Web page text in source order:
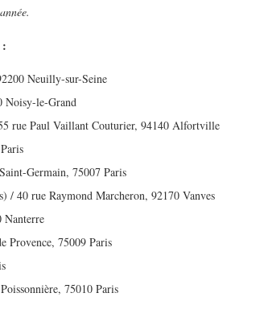
:
Neuilly-sur-Seine
Noisy-le-Grand
rue Paul Vaillant Couturier, 94140 Alfortville
Germain, 75007 Paris
/ 40 rue Raymond Marcheron, 92170 Vanves
Nanterre
Provence, 75009 Paris
75010 Paris